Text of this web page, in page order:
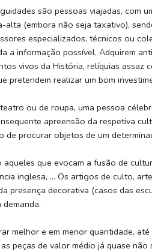
são pessoas viajadas, com
alta (embora não seja taxativo),
especializados, técnicos ou
a informação possível. Adquirem
vivos da História, relíquias assaz
pretendem realizar um bom
ou de roupa, uma pessoa
apreensão da respetiva
de procurar objetos de um
que evocam a fusão de
inglesa, … Os artigos de culto,
presença decorativa (casos das
melhor e em menor quantidade, até
peças de valor médio já quase não